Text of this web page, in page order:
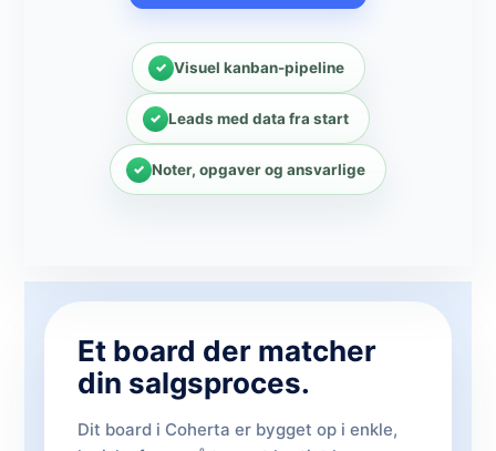
Visuel kanban-pipeline
Leads med data fra start
Noter, opgaver og ansvarlige
Et board der matcher
din salgsproces.
Dit board i Coherta er bygget op i enkle,